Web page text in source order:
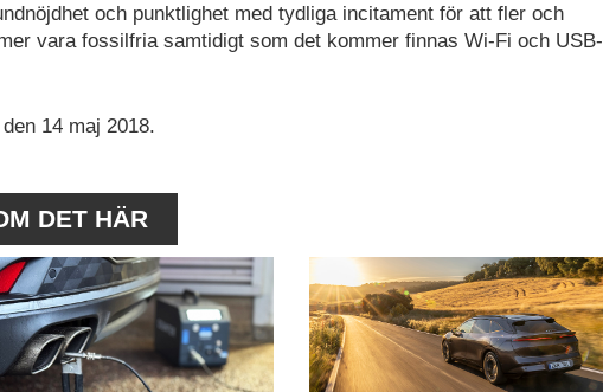
och punktlighet med tydliga incitament för att fler och
vara fossilfria samtidigt som det kommer finnas Wi-Fi och USB-
14 maj 2018.
DET HÄR